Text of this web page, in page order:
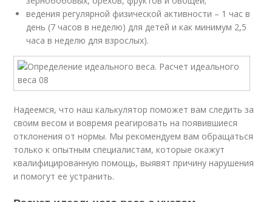
ведения регулярной физической активности – 1 час в
день (7 часов в неделю) для детей и как минимум 2,5
часа в неделю для взрослых).
Надеемся, что наш калькулятор поможет вам следить за
своим весом и вовремя реагировать на появившиеся
отклонения от нормы. Мы рекомендуем вам обращаться
только к опытным специалистам, которые окажут
квалифицированную помощь, выявят причину нарушения
и помогут ее устранить.